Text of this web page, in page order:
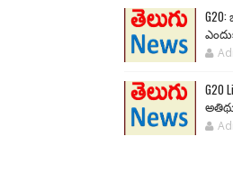
G20